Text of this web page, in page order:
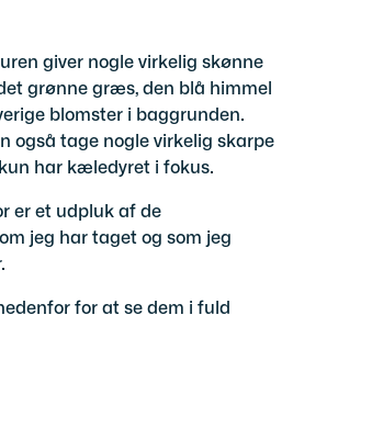
giver nogle virkelig skønne
grønne græs, den blå himmel
blomster i baggrunden.
også tage nogle virkelig skarpe
har kæledyret i fokus.
er et udpluk af de
jeg har taget og som jeg
for at se dem i fuld